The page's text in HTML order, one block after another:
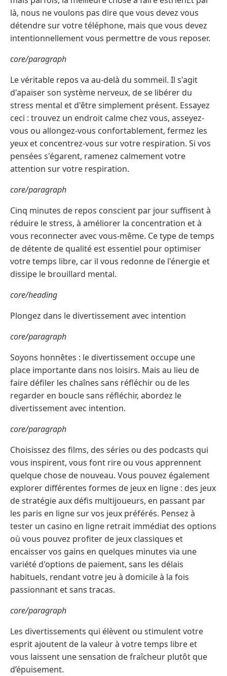
là, nous ne voulons pas dire que vous devez vous
détendre sur votre téléphone, mais que vous devez
intentionnellement vous permettre de vous reposer.
core/paragraph
Le véritable repos va au-delà du sommeil. Il s'agit
d'apaiser son système nerveux, de se libérer du
stress mental et d'être simplement présent. Essayez
ceci : trouvez un endroit calme chez vous, asseyez-
vous ou allongez-vous confortablement, fermez les
yeux et concentrez-vous sur votre respiration. Si vos
pensées s'égarent, ramenez calmement votre
attention sur votre respiration.
core/paragraph
Cinq minutes de repos conscient par jour suffisent à
réduire le stress, à améliorer la concentration et à
vous reconnecter avec vous-même. Ce type de temps
de détente de qualité est essentiel pour optimiser
votre temps libre, car il vous redonne de l'énergie et
dissipe le brouillard mental.
core/heading
Plongez dans le divertissement avec intention
core/paragraph
Soyons honnêtes : le divertissement occupe une
place importante dans nos loisirs. Mais au lieu de
faire défiler les chaînes sans réfléchir ou de les
regarder en boucle sans réfléchir, abordez le
divertissement avec intention.
core/paragraph
Choisissez des films, des séries ou des podcasts qui
vous inspirent, vous font rire ou vous apprennent
quelque chose de nouveau. Vous pouvez également
explorer différentes formes de jeux en ligne : des jeux
de stratégie aux défis multijoueurs, en passant par
les paris en ligne sur vos jeux préférés. Pensez à
tester un casino en ligne retrait immédiat des options
où vous pouvez profiter de jeux classiques et
encaisser vos gains en quelques minutes via une
variété d'options de paiement, sans les délais
habituels, rendant votre jeu à domicile à la fois
passionnant et sans tracas.
core/paragraph
Les divertissements qui élèvent ou stimulent votre
esprit ajoutent de la valeur à votre temps libre et
vous laissent une sensation de fraîcheur plutôt que
d’épuisement.